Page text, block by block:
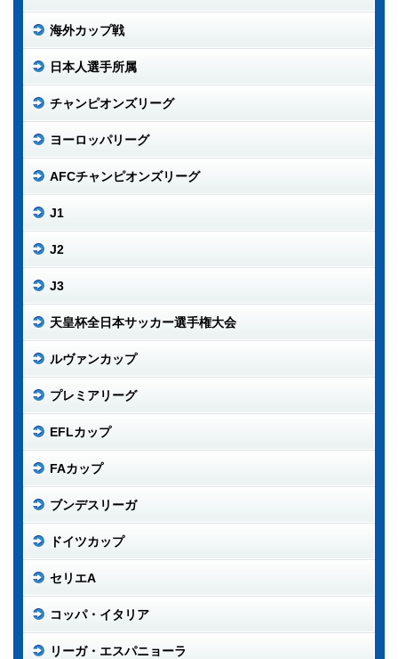
海外カップ戦
日本人選手所属
チャンピオンズリーグ
ヨーロッパリーグ
AFCチャンピオンズリーグ
J1
J2
J3
天皇杯全日本サッカー選手権大会
ルヴァンカップ
プレミアリーグ
EFLカップ
FAカップ
ブンデスリーガ
ドイツカップ
セリエA
コッパ・イタリア
リーガ・エスパニョーラ